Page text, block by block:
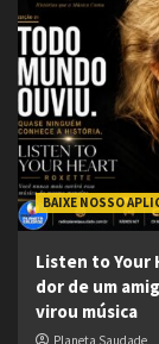
BAIXE NOSSO
Listen to Your
dor de um
virou música
Planeta Saudade